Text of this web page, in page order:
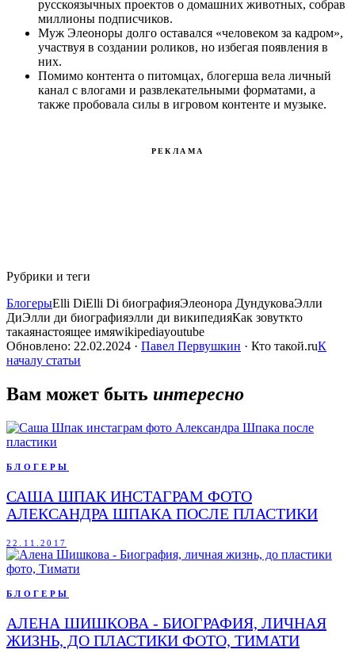
русскоязычных проектов о домашних животных, собрав
миллионы подписчиков.
Муж Элеоноры долго оставался «человеком за кадром»,
участвуя в создании роликов, но избегая появления в
них.
Помимо контента о питомцах, блогерша вела личный
канал с влогами и развлекательными форматами, а
также пробовала силы в игровом контенте и музыке.
РЕКЛАМА
Рубрики и теги
БлогерыElli DiElli Di биографияЭлеонора ДундуковаЭлли
ДиЭлли ди биографияэлли ди википедияКак зовуткто
такаянастоящее имяwikipediayoutube
Обновлено: 22.02.2024 · Павел Первушкин · Кто такой.ruК
началу статьи
Вам может быть интересно
БЛОГЕРЫ
САША ШПАК ИНСТАГРАМ ФОТО
АЛЕКСАНДРА ШПАКА ПОСЛЕ ПЛАСТИКИ
22.11.2017
БЛОГЕРЫ
АЛЕНА ШИШКОВА - БИОГРАФИЯ, ЛИЧНАЯ
ЖИЗНЬ, ДО ПЛАСТИКИ ФОТО, ТИМАТИ